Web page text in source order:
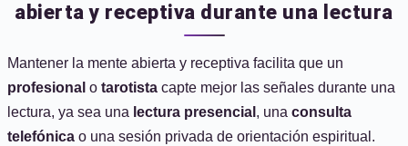
abierta y receptiva durante una lectura
Mantener la mente abierta y receptiva facilita que un
profesional o tarotista capte mejor las señales durante una
lectura, ya sea una lectura presencial , una consulta
telefónica o una sesión privada de orientación espiritual.